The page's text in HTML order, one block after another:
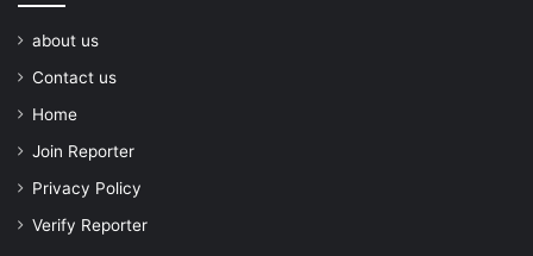
about us
Contact us
Home
Join Reporter
Privacy Policy
Verify Reporter